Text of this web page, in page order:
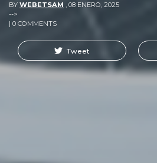
BY WEBETSAM , 08 ENERO, 2025
-->
| 0 COMMENTS
Tweet